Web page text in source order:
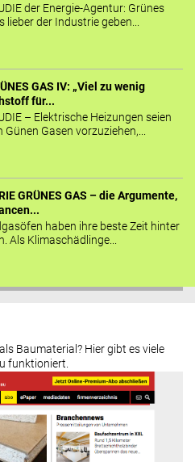
der Energie-Agentur: Grünes
lieber der Industrie geben...
GAS IV: „Viel zu wenig
für...
– Elektrische Heizungen seien
Günen Gasen vorzuziehen,...
GRÜNES GAS – die Argumente,
haben ihre beste Zeit hinter
Als Klimaschädlinge...
Baumaterial? Hier gibt es viele
funktioniert.